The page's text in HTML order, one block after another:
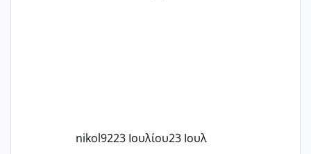
nikol9223 Ιουλίου23 Ιουλ